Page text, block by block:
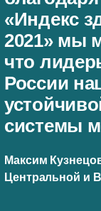
«Индекс
2021» мы
что
России
системы
Максим
Центральной и